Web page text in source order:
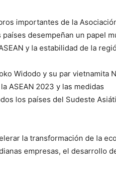
importantes de la
desempeñan un papel
y la estabilidad de la
Widodo y su par vietnamita
ASEAN 2023 y las medidas
los países del Sudeste
la transformación de la
empresas, el desarrollo